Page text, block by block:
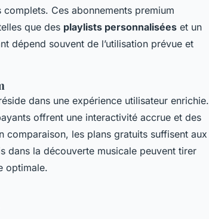
Ces abonnements premium
que des playlists personnalisées et un
dépend souvent de l’utilisation prévue et
dans une expérience utilisateur enrichie.
offrent une interactivité accrue et des
comparaison, les plans gratuits suffisent aux
dans la découverte musicale peuvent tirer
optimale.